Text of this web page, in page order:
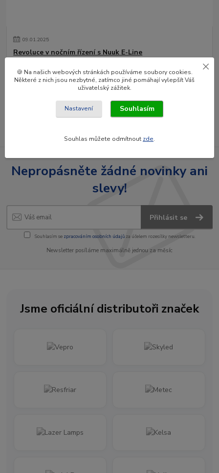
09.01.2025
Revoluce v nočním řízení s Nuuk E-Line
značky, který nabízí vysoký dosah, homologaci E a vestavěné relé.
číst celé
Zobrazit všechny články
Nepropásněte žádné novinky ani
slevy!
Přihlásit se
Souhlasím se zpracováním osobních údajůza účelem rozesílky newsletteru.
Newsletter posíláme maximálně jednou za měsíc
Jsme oficiální distributoři značek
🍪 Na našich webových stránkách používáme soubory cookies.
Některé z nich jsou nezbytné, zatímco jiné pomáhají vylepšít Váš
uživatelský zážitek.
Nastavení Souhlasím
Souhlas můžete odmítnout zde.